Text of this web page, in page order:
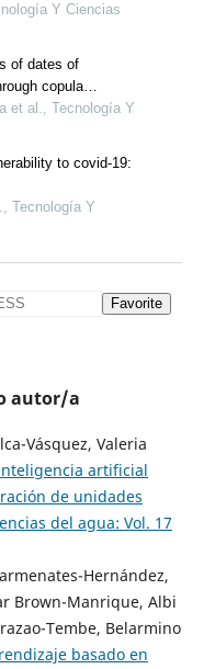
Y Ciencias
of dates of
copula
et al., Tecnología Y
to covid-19:
Tecnología Y
Favorite
autor/a
Vásquez, Valeria
artificial
de unidades
del agua: Vol. 17
Hernández,
Brown-Manrique, Albi
Tembe, Belarmino
basado en